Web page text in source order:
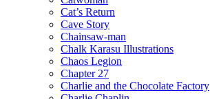
Cat’s Return
Cave Story
Chainsaw-man
Chalk Karasu Illustrations
Chaos Legion
Chapter 27
Charlie and the Chocolate Factory